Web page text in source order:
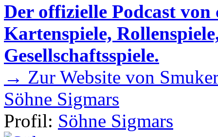
Der offizielle Podcast
Kartenspiele,
Gesellschaftsspiele.
→ Zur Website von
Söhne Sigmars
Profil: Söhne Sigmars